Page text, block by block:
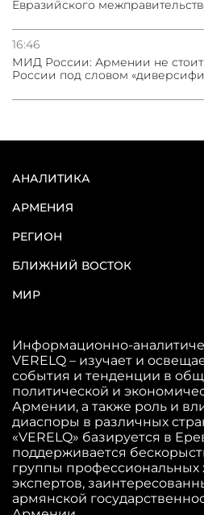
Евразийского
16:46
МИД России: Армении не стоит
России под словом
АНАЛИТИКА
АРМЕНИЯ
РЕГИОН
БЛИЖНИЙ ВОСТОК
МИР
Информационно-
VERELQ – изучает и
события и тенденции в
политической и
Армении, а также роль и
диаспоры в различных
«VERELQ» базируется в
поддерживается
группы профессиональных
экспертов,
армянской